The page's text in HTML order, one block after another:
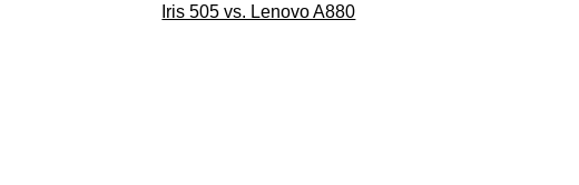
Iris 505 vs. Lenovo A880